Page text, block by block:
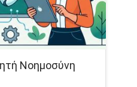
Νοημοσύνη